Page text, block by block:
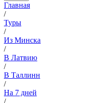
Главная
/
Туры
/
Из Минска
/
В Латвию
/
В Таллинн
/
На 7 дней
/